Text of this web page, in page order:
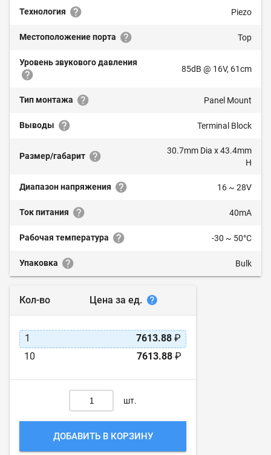
Технология Piezo
Местоположение порта Top
Уровень звукового давления
85dB @ 16V, 61cm
Тип монтажа Panel Mount
Выводы Terminal Block
Размер/габарит
30.7mm Dia x 43.4mm
H
Диапазон напряжения 16 ~ 28V
Ток питания 40mA
Рабочая температура -30 ~ 50°C
Упаковка Bulk
Кол-во Цена за ед.
1 7613.88 ₽
10
7613.88 ₽
шт.
ДОБАВИТЬ В КОРЗИНУ